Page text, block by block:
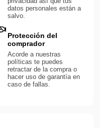
datos personales están a
salvo.
Protección del
comprador
Acorde a nuestras
políticas te puedes
retractar de la compra o
hacer uso de garantía en
caso de fallas.